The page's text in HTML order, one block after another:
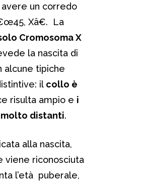
avere un corredo
Xâ€. La
Cromosoma X
la nascita di
alcune tipiche
il collo è
risulta ampio e i
distanti.
alla nascita,
viene riconosciuta
l’età puberale,